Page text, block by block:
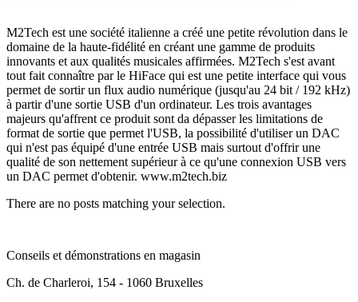
M2Tech est une société italienne a créé une petite révolution dans le
domaine de la haute-fidélité en créant une gamme de produits
innovants et aux qualités musicales affirmées. M2Tech s'est avant
tout fait connaître par le HiFace qui est une petite interface qui vous
permet de sortir un flux audio numérique (jusqu'au 24 bit / 192 kHz)
à partir d'une sortie USB d'un ordinateur. Les trois avantages
majeurs qu'affrent ce produit sont da dépasser les limitations de
format de sortie que permet l'USB, la possibilité d'utiliser un DAC
qui n'est pas équipé d'une entrée USB mais surtout d'offrir une
qualité de son nettement supérieur à ce qu'une connexion USB vers
un DAC permet d'obtenir. www.m2tech.biz
There are no posts matching your selection.
Conseils et démonstrations en magasin
Ch. de Charleroi, 154 - 1060 Bruxelles